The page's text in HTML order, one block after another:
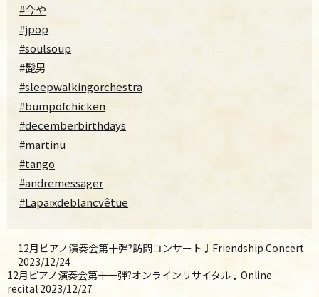
#今や
#jpop
#soulsoup
#髭男
#sleepwalkingorchestra
#bumpofchicken
#decemberbirthdays
#martinu
#tango
#andremessager
#Lapaixdeblancvêtue
12月ピアノ演奏会第十弾?訪問コンサート♩Friendship Concert
2023/12/24
12月ピアノ演奏会第十一弾?オンラインリサイタル♩Online
recital 2023/12/27